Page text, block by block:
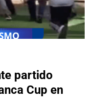
partido
Cup en